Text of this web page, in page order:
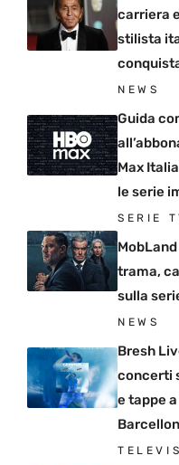
carriera
stilista
NEWS
Guida
Max
le serie
SERIE
trama,
sulla
NEWS
Bresh
concerti
e tappe